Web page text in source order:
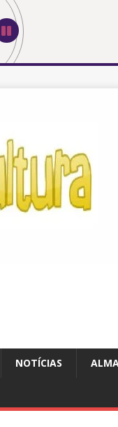
NOTÍCIAS